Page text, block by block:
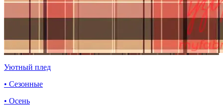
Уютный плед
• Сезонные
• Осень